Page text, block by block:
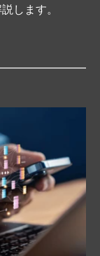
します。